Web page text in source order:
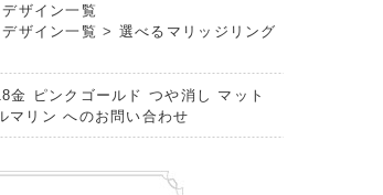
ザイン一覧
ザイン一覧 > 選べるマリッジリング
金 ピンクゴールド つや消し マット
マリン へのお問い合わせ